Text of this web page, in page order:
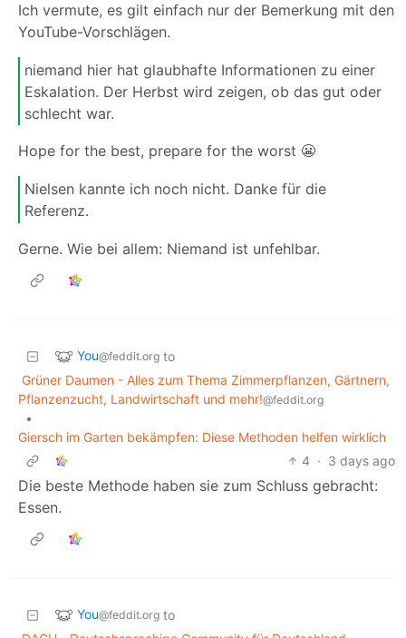
Ich vermute, es gilt einfach nur der Bemerkung mit den
YouTube-Vorschlägen.
niemand hier hat glaubhafte Informationen zu einer
Eskalation. Der Herbst wird zeigen, ob das gut oder
schlecht war.
Hope for the best, prepare for the worst 😬
Nielsen kannte ich noch nicht. Danke für die
Referenz.
Gerne. Wie bei allem: Niemand ist unfehlbar.
You@feddit.org to
Grüner Daumen - Alles zum Thema Zimmerpflanzen, Gärtnern,
Pflanzenzucht, Landwirtschaft und mehr!@feddit.org
•
Giersch im Garten bekämpfen: Diese Methoden helfen wirklich
4 · 3 days ago
Die beste Methode haben sie zum Schluss gebracht:
Essen.
You@feddit.org to